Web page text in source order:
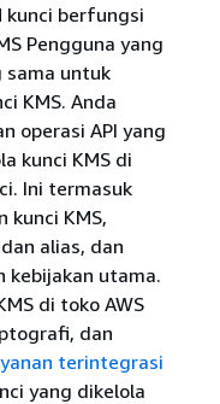
kunci berfungsi
Pengguna yang
sama untuk
KMS. Anda
operasi API yang
kunci KMS di
Ini termasuk
KMS,
alias, dan
kebijakan utama.
di toko AWS
dan
terintegrasi
yang dikelola